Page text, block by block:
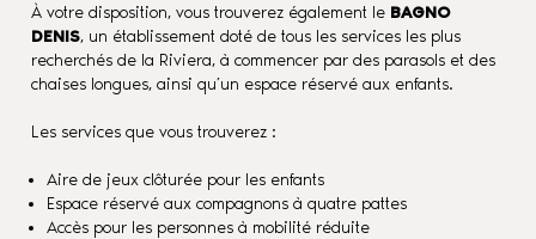
À votre disposition, vous trouverez également le BAGNO
DENIS, un établissement doté de tous les services les plus
recherchés de la Riviera, à commencer par des parasols et des
chaises longues, ainsi qu’un espace réservé aux enfants.
Les services que vous trouverez :
Aire de jeux clôturée pour les enfants
Espace réservé aux compagnons à quatre pattes
Accès pour les personnes à mobilité réduite